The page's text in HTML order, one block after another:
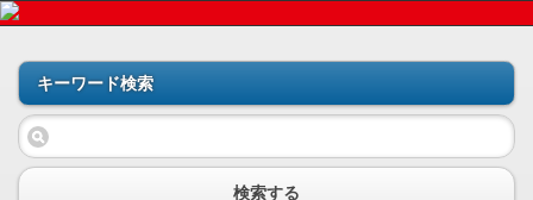
キーワード検索
検索する